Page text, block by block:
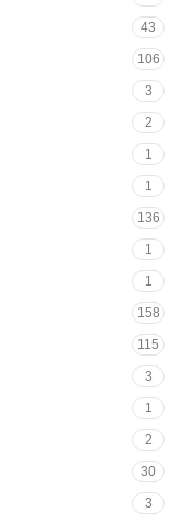
43
106
3
2
1
1
136
1
1
158
115
3
1
2
30
3